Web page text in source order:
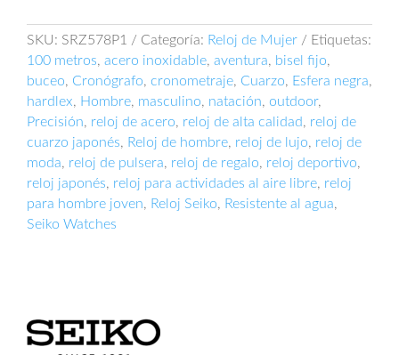
SKU: SRZ578P1 Categoría: Reloj de Mujer
Etiquetas:
100 metros, acero inoxidable, aventura, bisel fijo,
buceo, Cronógrafo, cronometraje, Cuarzo, Esfera negra,
hardlex, Hombre, masculino, natación, outdoor,
Precisión, reloj de acero, reloj de alta calidad, reloj de
cuarzo japonés, Reloj de hombre, reloj de lujo, reloj de
moda, reloj de pulsera, reloj de regalo, reloj deportivo,
reloj japonés, reloj para actividades al aire libre, reloj
para hombre joven, Reloj Seiko, Resistente al agua,
Seiko Watches